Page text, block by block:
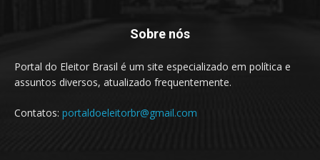
Sobre nós
Portal do Eleitor Brasil é um site especializado em política e
assuntos diversos, atualizado frequentemente.
Contatos: portaldoeleitorbr@gmail.com